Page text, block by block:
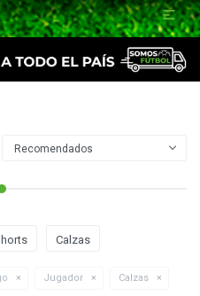

Recomendados
Calzas
Jugador Calzas